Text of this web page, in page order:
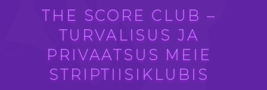
THE SCORE CLUB –
TURVALISUS JA
PRIVAATSUS MEIE
STRIPTIISIKLUBIS